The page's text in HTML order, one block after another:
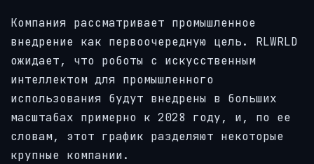
Компания рассматривает промышленное
внедрение как первоочередную цель. RLWRLD
ожидает, что роботы с искусственным
интеллектом для промышленного
использования будут внедрены в больших
масштабах примерно к 2028 году, и, по ее
словам, этот график разделяют некоторые
крупные компании.